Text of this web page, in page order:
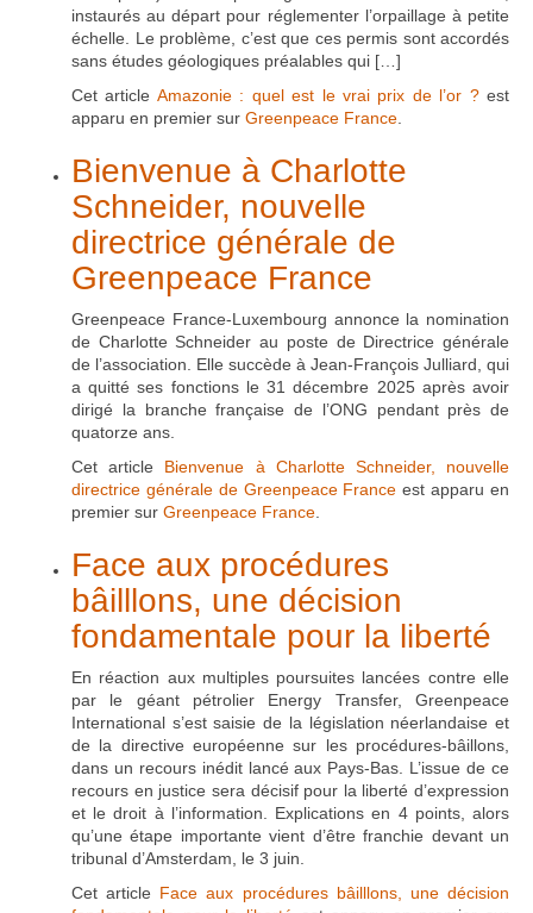
instaurés au départ pour réglementer l’orpaillage à petite
échelle. Le problème, c’est que ces permis sont accordés
sans études géologiques préalables qui […]
Cet article Amazonie : quel est le vrai prix de l’or ?est
apparu en premier sur Greenpeace France
Bienvenue à Charlotte
Schneider, nouvelle
directrice générale de
Greenpeace France
Greenpeace France-Luxembourg annonce la nomination
de Charlotte Schneider au poste de Directrice générale
de l’association. Elle succède à Jean-François Julliard, qui
a quitté ses fonctions le 31 décembre 2025 après avoir
dirigé la branche française de l’ONG pendant près de
quatorze ans.
Cet article Bienvenue à Charlotte Schneider, nouvelle
directrice générale de Greenpeace France est apparu en
premier sur Greenpeace France
Face aux procédures
bâilllons, une décision
fondamentale pour la liberté
En réaction aux multiples poursuites lancées contre elle
par le géant pétrolier Energy Transfer, Greenpeace
International s’est saisie de la législation néerlandaise et
de la directive européenne sur les procédures-bâillons,
dans un recours inédit lancé aux Pays-Bas. L’issue de ce
recours en justice sera décisif pour la liberté d’expression
et le droit à l’information. Explications en 4 points, alors
qu’une étape importante vient d’être franchie devant un
tribunal d’Amsterdam, le 3 juin.
Cet article Face aux procédures bâilllons, une décision